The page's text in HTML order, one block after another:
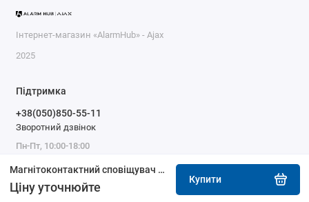
Магнітоконтактний сповіщувач Ajax DoorProtect Plus Fibra black
Ціну уточнюйте
Купити
Інтернет-магазин «AlarmHub» - Ajax
2025
Підтримка
+38(050)850-55-11
Зворотний дзвінок
Пн-Пт, 10:00-18:00